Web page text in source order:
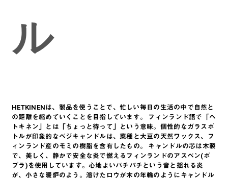
ル
HETKINENは、製品を使うことで、忙しい毎日の生活の中で自然と
の距離を縮めていくことを目指しています。 フィンランド語で「ヘ
トキネン」とは「ちょっと待って」という意味。個性的なガラスボ
トルが印象的なベジキャンドルは、菜種と大豆の天然ワックス、フ
ィンランド産のモミの樹脂を含有したもの。 キャンドルの芯は木製
で、美しく、静かで安全な炎で燃えるフィンランドのアスペン(ポ
プラ)を使用しています。心地よいパチパチという音と揺れる炎
が、小さな暖炉のよう。溶けたロウが木の年輪のようにキャンドル